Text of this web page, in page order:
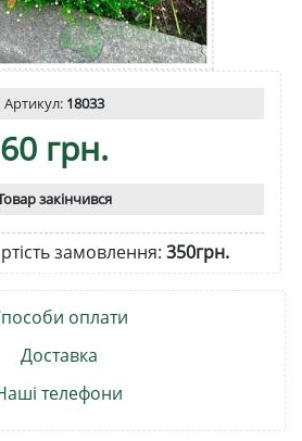
Артикул: 18033
60 грн.
закінчився
замовлення: 350грн.
оплати
Доставка
телефони